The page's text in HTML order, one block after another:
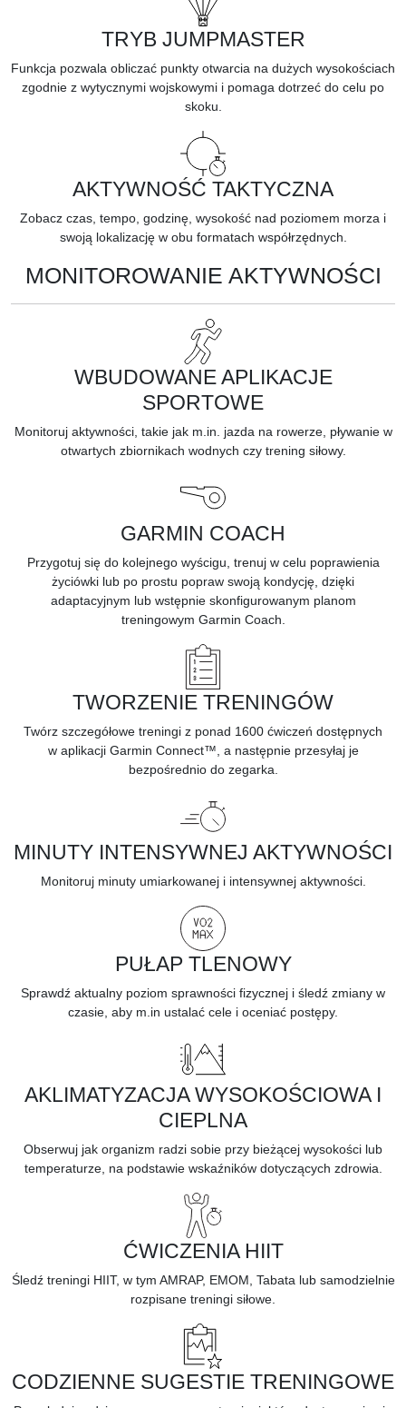
TRYB JUMPMASTER
Funkcja pozwala obliczać punkty otwarcia na dużych wysokościach
zgodnie z wytycznymi wojskowymi i pomaga dotrzeć do celu po
skoku.
AKTYWNOŚĆ TAKTYCZNA
Zobacz czas, tempo, godzinę, wysokość nad poziomem morza i
swoją lokalizację w obu formatach współrzędnych.
MONITOROWANIE AKTYWNOŚCI
WBUDOWANE APLIKACJE
SPORTOWE
Monitoruj aktywności, takie jak m.in. jazda na rowerze, pływanie w
otwartych zbiornikach wodnych czy trening siłowy.
GARMIN COACH
Przygotuj się do kolejnego wyścigu, trenuj w celu poprawienia
życiówki lub po prostu popraw swoją kondycję, dzięki
adaptacyjnym lub wstępnie skonfigurowanym planom
treningowym Garmin Coach.
TWORZENIE TRENINGÓW
Twórz szczegółowe treningi z ponad 1600 ćwiczeń dostępnych
w aplikacji Garmin Connect™, a następnie przesyłaj je
bezpośrednio do zegarka.
MINUTY INTENSYWNEJ AKTYWNOŚCI
Monitoruj minuty umiarkowanej i intensywnej aktywności.
PUŁAP TLENOWY
Sprawdź aktualny poziom sprawności fizycznej i śledź zmiany w
czasie, aby m.in ustalać cele i oceniać postępy.
AKLIMATYZACJA WYSOKOŚCIOWA I
CIEPLNA
Obserwuj jak organizm radzi sobie przy bieżącej wysokości lub
temperaturze, na podstawie wskaźników dotyczących zdrowia.
ĆWICZENIA HIIT
Śledź treningi HIIT, w tym AMRAP, EMOM, Tabata lub samodzielnie
rozpisane treningi siłowe.
CODZIENNE SUGESTIE TRENINGOWE